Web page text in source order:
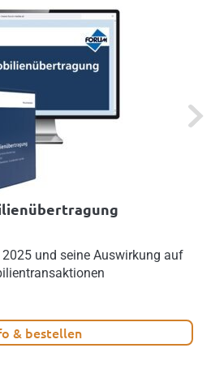
Next
und seine Auswirkung auf
& bestellen